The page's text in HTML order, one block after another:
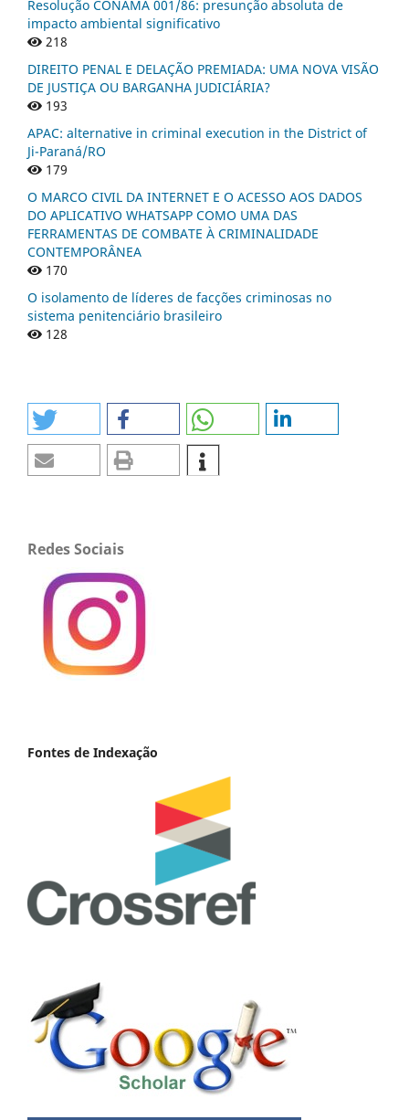
Resolução CONAMA 001/86: presunção absoluta de
impacto ambiental significativo
218
DIREITO PENAL E DELAÇÃO PREMIADA: UMA NOVA VISÃO
DE JUSTIÇA OU BARGANHA JUDICIÁRIA?
193
APAC: alternative in criminal execution in the District of
Ji-Paraná/RO
179
O MARCO CIVIL DA INTERNET E O ACESSO AOS DADOS
DO APLICATIVO WHATSAPP COMO UMA DAS
FERRAMENTAS DE COMBATE À CRIMINALIDADE
CONTEMPORÂNEA
170
O isolamento de líderes de facções criminosas no
sistema penitenciário brasileiro
128
Redes Sociais
Fontes de Indexação